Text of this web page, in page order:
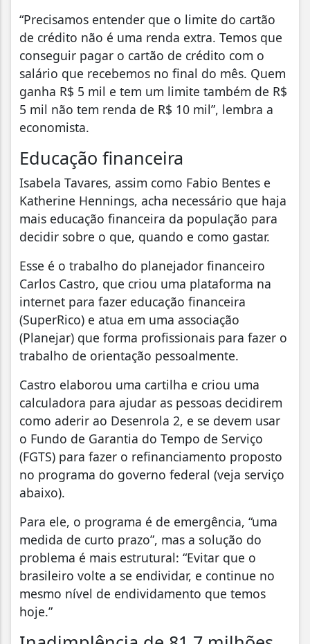
“Precisamos entender que o limite do cartão
de crédito não é uma renda extra. Temos que
conseguir pagar o cartão de crédito com o
salário que recebemos no final do mês. Quem
ganha R$ 5 mil e tem um limite também de R$
5 mil não tem renda de R$ 10 mil”, lembra a
economista.
Educação financeira
Isabela Tavares, assim como Fabio Bentes e
Katherine Hennings, acha necessário que haja
mais educação financeira da população para
decidir sobre o que, quando e como gastar.
Esse é o trabalho do planejador financeiro
Carlos Castro, que criou uma plataforma na
internet para fazer educação financeira
(SuperRico) e atua em uma associação
(Planejar) que forma profissionais para fazer o
trabalho de orientação pessoalmente.
Castro elaborou uma cartilha e criou uma
calculadora para ajudar as pessoas decidirem
como aderir ao Desenrola 2, e se devem usar
o Fundo de Garantia do Tempo de Serviço
(FGTS) para fazer o refinanciamento proposto
no programa do governo federal (veja serviço
abaixo).
Para ele, o programa é de emergência, “uma
medida de curto prazo”, mas a solução do
problema é mais estrutural: “Evitar que o
brasileiro volte a se endividar, e continue no
mesmo nível de endividamento que temos
hoje.”